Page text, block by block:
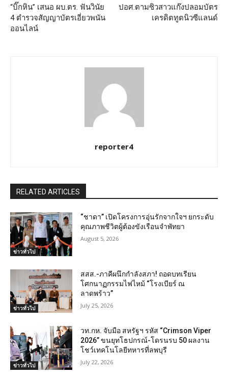
“บิ๊กหิน” เสนอ ผบ.ตร. ฟันวินัย
4 ตำรวจสัญญาบัตรเอี่ยวพนัน
ออนไลน์
ปอศ.ตามซิวสาวแก๊งปลอมบัตร
เครดิตทูตนิวซีแลนด์
reporter4
RELATED ARTICLES
ข่าวทั่วไป
“ชาดา” เปิดโครงการอุ่นรักจากใจฯ ยกระดับ
คุณภาพชีวิตผู้ต้องขังเรือนจำพัทยา
August 5, 2026
ข่าวทั่วไป
สสส.-ภาคีผนึกกำลังสภา! ถอดบทเรียน
โศกนาฏกรรมไฟไหม้ “โรงเบียร์ ณ
ลาดพร้าว”
July 25, 2026
ข่าวทั่วไป
วท.กห. จับมือ สหรัฐฯ รหัส “Crimson Viper
2026” ขนยุทโธปกรณ์-โดรนรบ 50 ผลงาน
โชว์เทคโนโลยีทหารที่ลพบุรี
July 22, 2026